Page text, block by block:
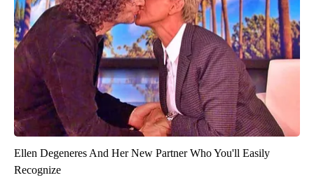
Ellen Degeneres And Her New Partner Who You'll Easily
Recognize